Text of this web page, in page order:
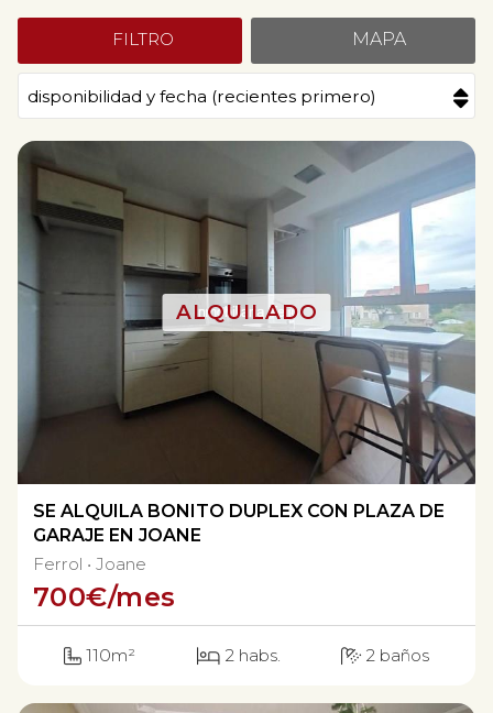
FILTRO MAPA
SE ALQUILA BONITO DUPLEX CON PLAZA DE
GARAJE EN JOANE
700€/mes
110m² 2 habs. 2 baños
Ferrol Joane